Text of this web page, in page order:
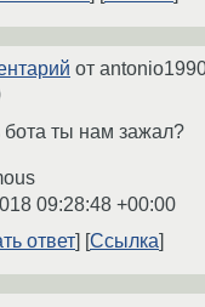
от
бота ты нам зажал?
09:28:48 +00:00
ответ
Ссылка